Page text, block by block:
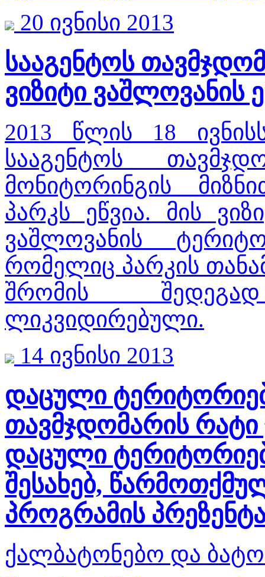
20 ივნისი 2013
სააგენტოს
ვიზიტი ვაშლოვანის
2013 წლის 18
სააგენტოს
მონიტორინგის
პარკს ეწვია. მის
ვაშლოვანის
რომელიც პარკის
შრომის
ლიკვიდირებული.
14 ივნისი 2013
დაცული
თავმჯდომარის რატი
დაცული
შესახებ,
პროგრამის
ქალბატონებო და